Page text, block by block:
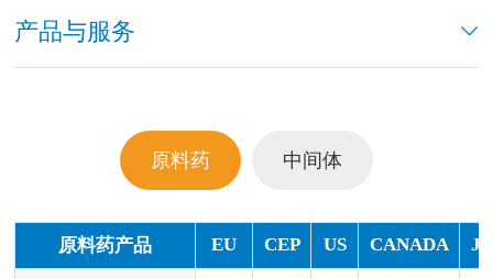
产品与服务
原料药 中间体
原料药产品 EU CEP US CANADA